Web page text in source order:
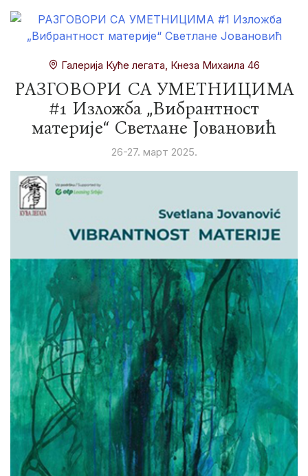
Галерија Куће легата, Кнеза Михаила 46
РАЗГОВОРИ СА УМЕТНИЦИМА
#1 Изложба „Вибрантност
материје“ Светлане Јовановић
26-27. март 2025.